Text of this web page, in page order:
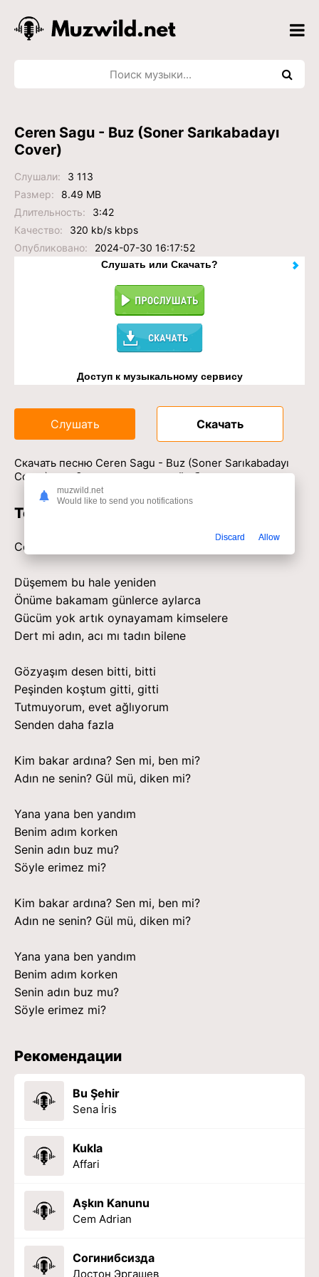
Ceren Sagu - Buz (Soner Sarıkabadayı
Cover)
Слушали:
3 113
Размер:
8.49 MB
Длительность:
3:42
Качество:
320 kb/s kbps
Опубликовано:
2024-07-30 16:17:52
Слушать или Скачать?
Доступ к музыкальному сервису
Слушать Скачать
Скачать песню Ceren Sagu - Buz (Soner Sarıkabadayı
Cover) в mp3 или слушать онлайн бесплатно
Текст песни
Ceren Sagu - Buz (Soner Sarıkabadayı Cover)
Düşemem bu hale yeniden
Önüme bakamam günlerce aylarca
Gücüm yok artık oynayamam kimselere
Dert mi adın, acı mı tadın bilene
Gözyaşım desen bitti, bitti
Peşinden koştum gitti, gitti
Tutmuyorum, evet ağlıyorum
Senden daha fazla
Kim bakar ardına? Sen mi, ben mi?
Adın ne senin? Gül mü, diken mi?
Yana yana ben yandım
Benim adım korken
Senin adın buz mu?
Söyle erimez mi?
Kim bakar ardına? Sen mi, ben mi?
Adın ne senin? Gül mü, diken mi?
Yana yana ben yandım
Benim adım korken
Senin adın buz mu?
Söyle erimez mi?
Рекомендации
Bu Şehir
Sena İris
Kukla
Affari
Aşkın Kanunu
Cem Adrian
Согинибсизда
Достон Эргашев
muzwild.net
Would like to send you notifications
Discard Allow